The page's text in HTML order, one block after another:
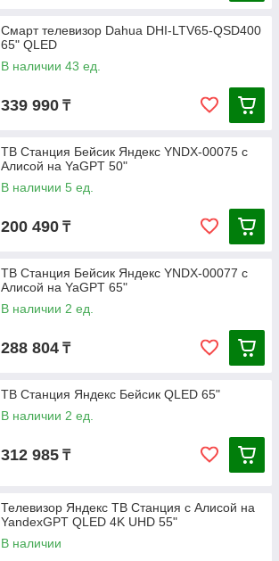
Смарт телевизор Dahua DHI-LTV65-QSD400
65" QLED
В наличии 43 ед.
339 990 ₸
ТВ Станция Бейсик Яндекс YNDX-00075 с
Алисой на YaGPT 50"
В наличии 5 ед.
200 490 ₸
ТВ Станция Бейсик Яндекс YNDX-00077 с
Алисой на YaGPT 65"
В наличии 2 ед.
288 804 ₸
ТВ Станция Яндекс Бейсик QLED 65"
В наличии 2 ед.
312 985 ₸
Телевизор Яндекс ТВ Станция с Алисой на
YandexGPT QLED 4K UHD 55"
В наличии